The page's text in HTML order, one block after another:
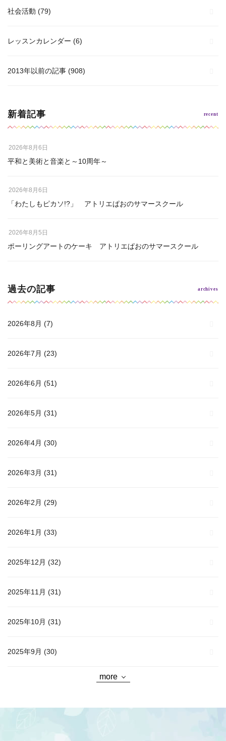
社会活動 (79)
レッスンカレンダー (6)
2013年以前の記事 (908)
新着記事
平和と美術と音楽と～10周年～
2026年8月6日
「わたしもピカソ!?」 アトリエぱおのサマースクール
2026年8月6日
ポーリングアートのケーキ アトリエぱおのサマースクール
2026年8月5日
過去の記事
2026年8月 (7)
2026年7月 (23)
2026年6月 (51)
2026年5月 (31)
2026年4月 (30)
2026年3月 (31)
2026年2月 (29)
2026年1月 (33)
2025年12月 (32)
2025年11月 (31)
2025年10月 (31)
2025年9月 (30)
more